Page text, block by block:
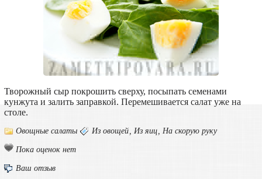
Творожный сыр покрошить сверху, посыпать семенами
кунжута и залить заправкой. Перемешивается салат уже на
столе.
Овощные салаты Из овощей, Из яиц, На скорую руку
Пока оценок нет
Ваш отзыв